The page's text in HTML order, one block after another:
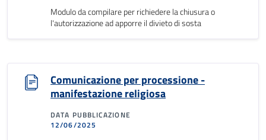
Modulo da compilare per richiedere la chiusura o
l'autorizzazione ad apporre il divieto di sosta
Comunicazione per processione -
manifestazione religiosa
DATA PUBBLICAZIONE
12/06/2025